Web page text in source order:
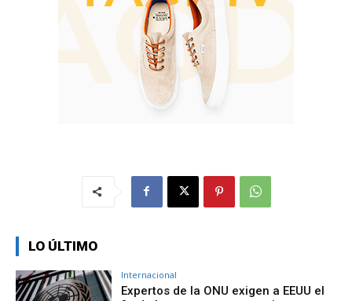
LO ÚLTIMO
Internacional
Expertos de la ONU exigen a EEUU el